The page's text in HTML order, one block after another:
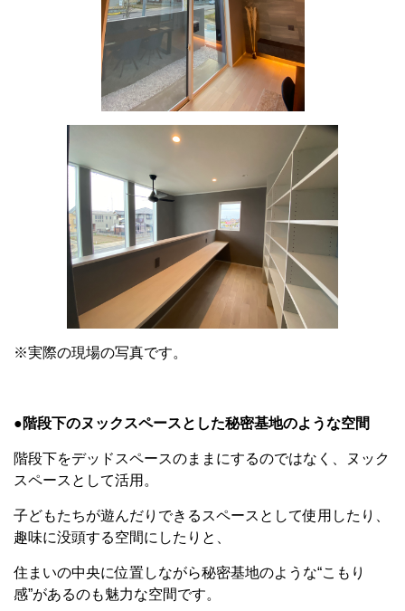
※実際の現場の写真です。
●階段下のヌックスペースとした秘密基地のような空間
階段下をデッドスペースのままにするのではなく、ヌック
スペースとして活用。
子どもたちが遊んだりできるスペースとして使用したり、
趣味に没頭する空間にしたりと、
住まいの中央に位置しながら秘密基地のような“こもり
感”があるのも魅力な空間です。